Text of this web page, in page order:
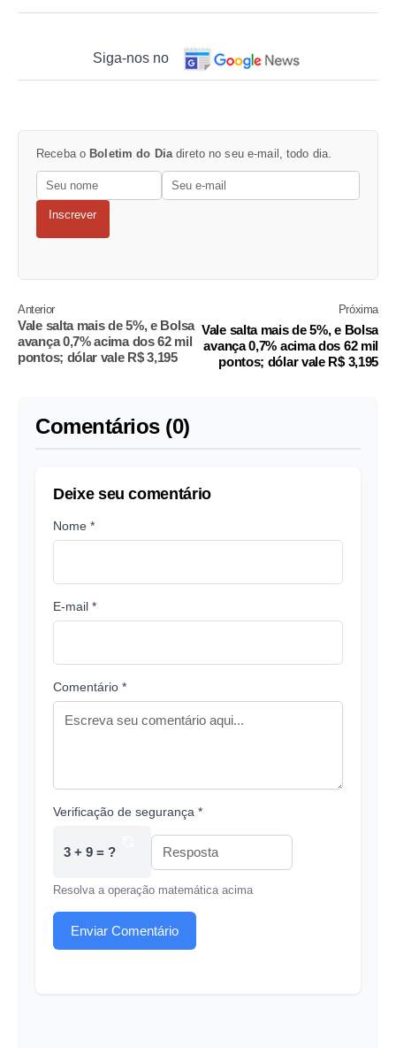
Siga-nos no
Receba o Boletim do Diadireto no seu e-mail, todo dia.
Inscrever
Anterior
Vale salta mais de 5%, e Bolsa
avança 0,7% acima dos 62 mil
pontos; dólar vale R$ 3,195
Próxima
Vale salta mais de 5%, e Bolsa
avança 0,7% acima dos 62 mil
pontos; dólar vale R$ 3,195
Comentários (0)
Deixe seu comentário
Nome *
E-mail *
Comentário *
Verificação de segurança *
3 + 9 = ?
Resolva a operação matemática acima
Enviar Comentário